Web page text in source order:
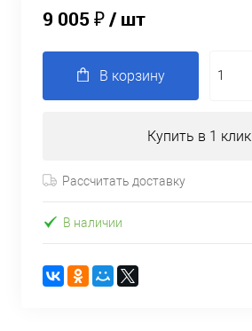
9 005 ₽/ шт
В корзину
Купить в 1 клик
Рассчитать доставку
В наличии